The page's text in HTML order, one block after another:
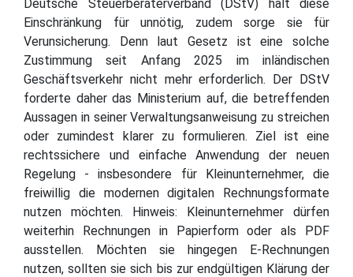
Deutsche Steuerberaterverband (DStV) hält diese
Einschränkung für unnötig, zudem sorge sie für
Verunsicherung. Denn laut Gesetz ist eine solche
Zustimmung seit Anfang 2025 im inländischen
Geschäftsverkehr nicht mehr erforderlich. Der DStV
forderte daher das Ministerium auf, die betreffenden
Aussagen in seiner Verwaltungsanweisung zu streichen
oder zumindest klarer zu formulieren. Ziel ist eine
rechtssichere und einfache Anwendung der neuen
Regelung - insbesondere für Kleinunternehmer, die
freiwillig die modernen digitalen Rechnungsformate
nutzen möchten. Hinweis: Kleinunternehmer dürfen
weiterhin Rechnungen in Papierform oder als PDF
ausstellen. Möchten sie hingegen E-Rechnungen
nutzen, sollten sie sich bis zur endgültigen Klärung der